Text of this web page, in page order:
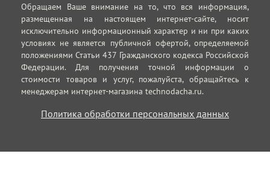
Обращаем Ваше внимание на то, что вся информация,
размещенная на настоящем интернет-сайте, носит
исключительно информационный характер и ни при каких
условиях не является публичной офертой, определяемой
положениями Статьи 437 Гражданского кодекса Российской
Федерации. Для получения точной информации о
стоимости товаров и услуг, пожалуйста, обращайтесь к
менеджерам интернет-магазина technodacha.ru.
Политика обработки персональных данных